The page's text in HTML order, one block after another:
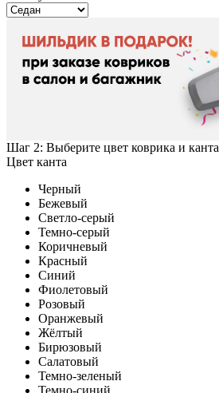
Шаг 2: Выберите цвет коврика и канта
Цвет канта
Черный
Бежевый
Светло-серый
Темно-серый
Коричневый
Красный
Синий
Фиолетовый
Розовый
Оранжевый
Жёлтый
Бирюзовый
Салатовый
Темно-зеленый
Темно-синий